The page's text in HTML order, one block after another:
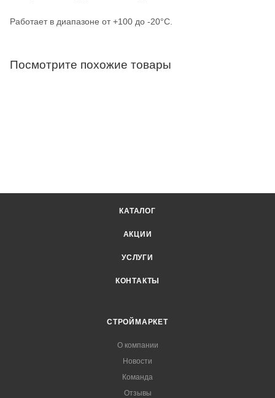
Работает в диапазоне от +100 до -20°C.
Посмотрите похожие товары
КАТАЛОГ
АКЦИИ
УСЛУГИ
КОНТАКТЫ
СТРОЙМАРКЕТ
О компании
Новости
Команда
Отзывы